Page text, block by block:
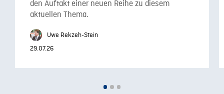
den Auftakt einer neuen Reihe zu diesem
aktuellen Thema.
Uwe Rekzeh-Stein
29.07.26